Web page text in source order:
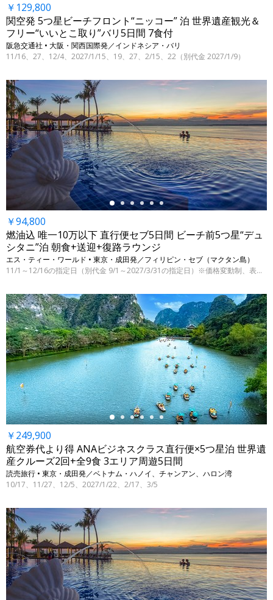
￥129,800
関空発 5つ星ビーチフロント“ニッコー” 泊 世界遺産観光＆
フリー“いいとこ取り”バリ5日間 7食付
阪急交通社 • 大阪・関西国際発／インドネシア・バリ
11/16、27、12/4、2027/1/15、19、27、2/15、22（別代金 2027/1/9）
←
￥94,800
燃油込 唯一10万以下 直行便セブ5日間 ビーチ前5つ星“デュ
シタニ”泊 朝食+送迎+復路ラウンジ
エス・ティー・ワールド • 東京・成田発／フィリピン・セブ（マクタン島）
11/1～12/16の指定日（別代金 9/1～2027/3/31の指定日）※価格変動制、表示代金は8/5 9:00時点
←
￥249,900
航空券代より得 ANAビジネスクラス直行便×5つ星泊 世界遺
産クルーズ2回+全9食 3エリア周遊5日間
読売旅行 • 東京・成田発／ベトナム・ハノイ、チャンアン、ハロン湾
10/17、11/27、12/5、2027/1/22、2/17、3/5
←